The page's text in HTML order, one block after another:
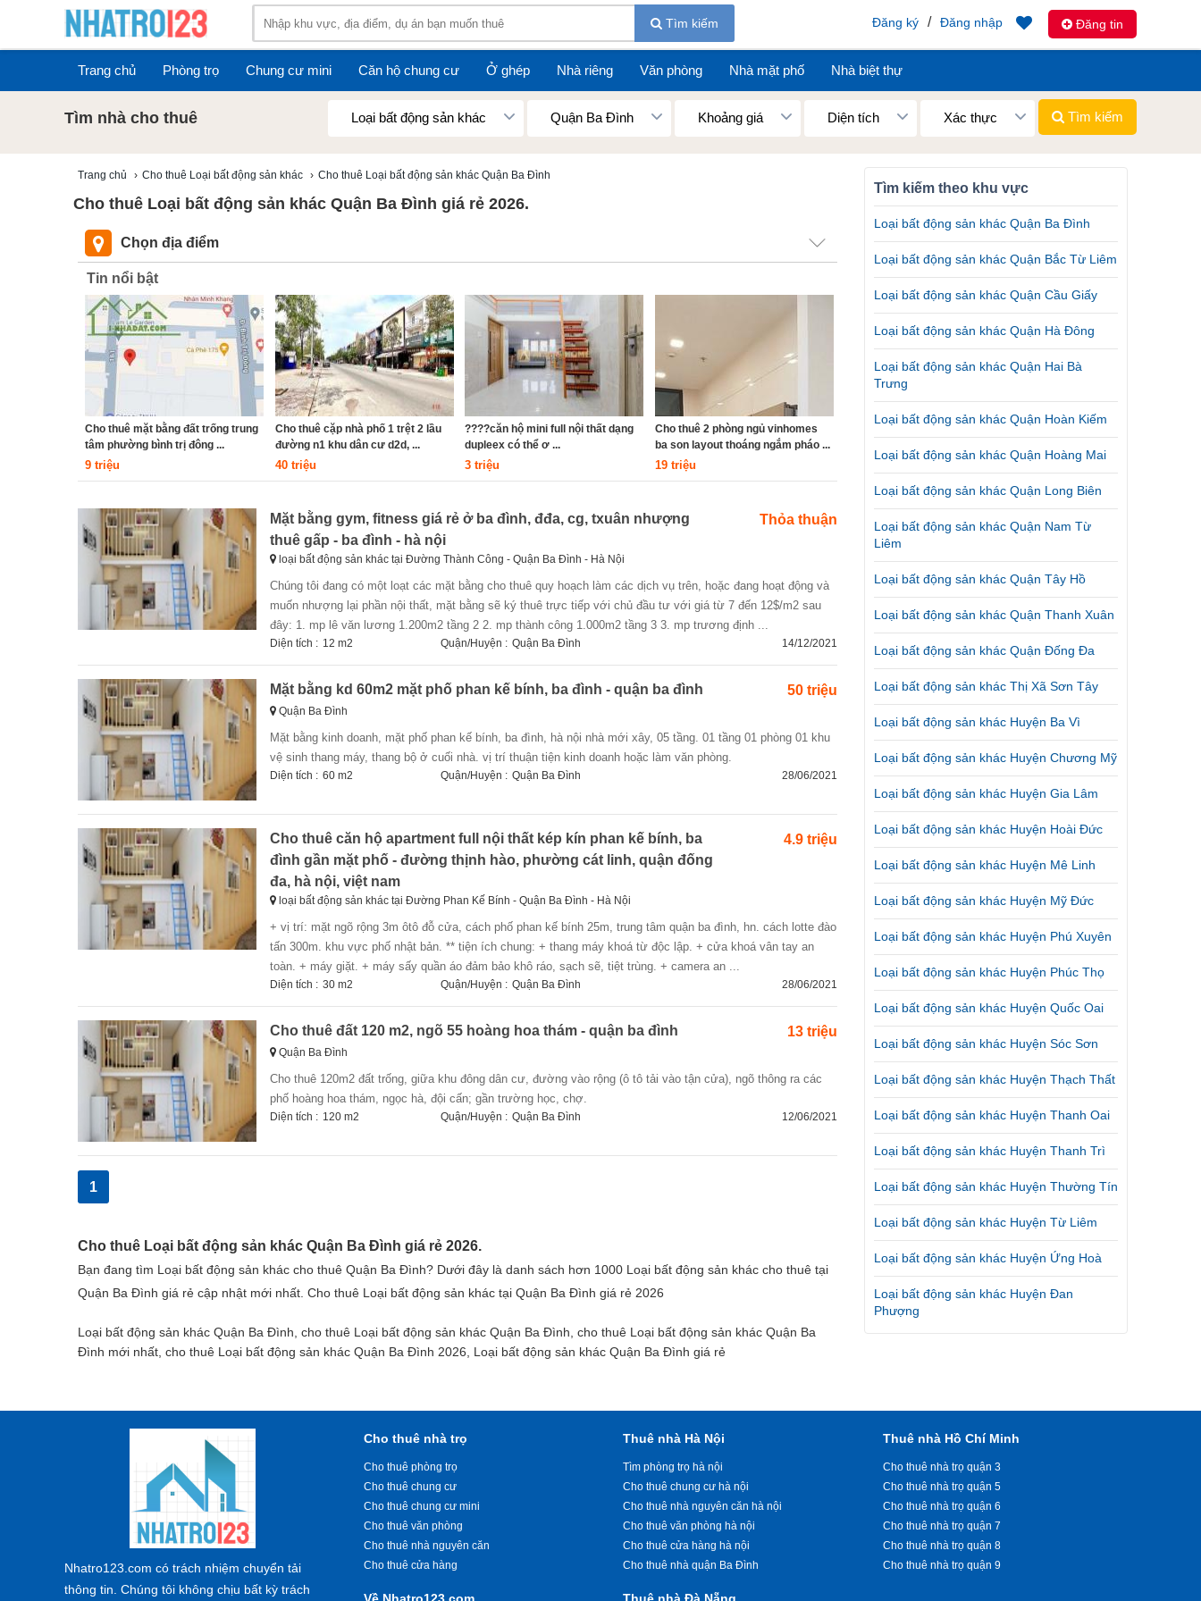
Tìm kiếm Đăng tin
Đăng nhập
/
Đăng ký
Trang chủ Phòng trọ Chung cư mini Căn hộ chung cư Ở ghép Nhà riêng Văn phòng Nhà mặt phố Nhà biệt thự
Tìm nhà cho thuê Loại bất động sản khác Quận Ba Đình Khoảng giá Diện tích Xác thực Tìm kiếm
Trang chủ › Cho thuê Loại bất động sản khác › Cho thuê Loại bất động sản khác Quận Ba Đình
Cho thuê Loại bất động sản khác Quận Ba Đình giá rẻ 2026.
Chọn địa điểm
Tin nổi bật
Cho thuê mặt bằng đất trống trung
tâm phường bình trị đông ...
9 triệu
Cho thuê cặp nhà phố 1 trệt 2 lầu
đường n1 khu dân cư d2d, ...
40 triệu
????căn hộ mini full nội thất dạng
dupleex có thể ơ ...
3 triệu
Cho thuê 2 phòng ngủ vinhomes
ba son layout thoáng ngắm pháo ...
19 triệu
Thỏa thuận
Mặt bằng gym, fitness giá rẻ ở ba đình, đđa, cg, txuân nhượng
thuê gấp - ba đình - hà nội
loại bất động sản khác tại Đường Thành Công - Quận Ba Đình - Hà Nội
chúng tôi đang có một loạt các mặt bằng cho thuê quy hoạch làm các dịch vụ trên, hoặc đang hoạt động và
muốn nhượng lại phần nội thất, mặt bằng sẽ ký thuê trực tiếp với chủ đầu tư với giá từ 7 đến 12$/m2 sau
đây: 1. mp lê văn lương 1.200m2 tầng 2 2. mp thành công 1.000m2 tầng 3 3. mp trương định ...
Diện tích : 12 m2 Quận/Huyện : Quận Ba Đình 14/12/2021
50 triệu
Mặt bằng kd 60m2 mặt phố phan kế bính, ba đình - quận ba đình
Quận Ba Đình
mặt bằng kinh doanh, mặt phố phan kế bính, ba đình, hà nội nhà mới xây, 05 tầng. 01 tầng 01 phòng 01 khu
vệ sinh thang máy, thang bộ ở cuối nhà. vị trí thuận tiện kinh doanh hoặc làm văn phòng.
Diện tích : 60 m2 Quận/Huyện : Quận Ba Đình 28/06/2021
4.9 triệu
Cho thuê căn hộ apartment full nội thất kép kín phan kế bính, ba
đình gần mặt phố - đường thịnh hào, phường cát linh, quận đống
đa, hà nội, việt nam
loại bất động sản khác tại Đường Phan Kế Bính - Quận Ba Đình - Hà Nội
+ vị trí: mặt ngõ rộng 3m ôtô đỗ cửa, cách phố phan kế bính 25m, trung tâm quận ba đình, hn. cách lotte đào
tấn 300m. khu vực phố nhật bản. ** tiện ích chung: + thang máy khoá từ độc lập. + cửa khoá vân tay an
toàn. + máy giặt. + máy sấy quần áo đảm bảo khô ráo, sạch sẽ, tiệt trùng. + camera an ...
Diện tích : 30 m2 Quận/Huyện : Quận Ba Đình 28/06/2021
13 triệu
Cho thuê đất 120 m2, ngõ 55 hoàng hoa thám - quận ba đình
Quận Ba Đình
cho thuê 120m2 đất trống, giữa khu đông dân cư, đường vào rộng (ô tô tải vào tận cửa), ngõ thông ra các
phố hoàng hoa thám, ngọc hà, đội cấn; gần trường học, chợ.
Diện tích : 120 m2 Quận/Huyện : Quận Ba Đình 12/06/2021
1
Cho thuê Loại bất động sản khác Quận Ba Đình giá rẻ 2026.
Bạn đang tìm Loại bất động sản khác cho thuê Quận Ba Đình? Dưới đây là danh sách hơn 1000 Loại bất động sản khác cho thuê tại
Quận Ba Đình giá rẻ cập nhật mới nhất. Cho thuê Loại bất động sản khác tại Quận Ba Đình giá rẻ 2026
Loại bất động sản khác Quận Ba Đình, cho thuê Loại bất động sản khác Quận Ba Đình, cho thuê Loại bất động sản khác Quận Ba
Đình mới nhất, cho thuê Loại bất động sản khác Quận Ba Đình 2026, Loại bất động sản khác Quận Ba Đình giá rẻ
Tìm kiếm theo khu vực
Loại bất động sản khác Quận Ba Đình
Loại bất động sản khác Quận Bắc Từ Liêm
Loại bất động sản khác Quận Cầu Giấy
Loại bất động sản khác Quận Hà Đông
Loại bất động sản khác Quận Hai Bà
Trưng
Loại bất động sản khác Quận Hoàn Kiếm
Loại bất động sản khác Quận Hoàng Mai
Loại bất động sản khác Quận Long Biên
Loại bất động sản khác Quận Nam Từ
Liêm
Loại bất động sản khác Quận Tây Hồ
Loại bất động sản khác Quận Thanh Xuân
Loại bất động sản khác Quận Đống Đa
Loại bất động sản khác Thị Xã Sơn Tây
Loại bất động sản khác Huyện Ba Vì
Loại bất động sản khác Huyện Chương Mỹ
Loại bất động sản khác Huyện Gia Lâm
Loại bất động sản khác Huyện Hoài Đức
Loại bất động sản khác Huyện Mê Linh
Loại bất động sản khác Huyện Mỹ Đức
Loại bất động sản khác Huyện Phú Xuyên
Loại bất động sản khác Huyện Phúc Thọ
Loại bất động sản khác Huyện Quốc Oai
Loại bất động sản khác Huyện Sóc Sơn
Loại bất động sản khác Huyện Thạch Thất
Loại bất động sản khác Huyện Thanh Oai
Loại bất động sản khác Huyện Thanh Trì
Loại bất động sản khác Huyện Thường Tín
Loại bất động sản khác Huyện Từ Liêm
Loại bất động sản khác Huyện Ứng Hoà
Loại bất động sản khác Huyện Đan
Phượng
Cho thuê nhà trọ
Cho thuê phòng trọ
Cho thuê chung cư
Cho thuê chung cư mini
Cho thuê văn phòng
Cho thuê nhà nguyên căn
Cho thuê cửa hàng
Thuê nhà Hà Nội
Tìm phòng trọ hà nội
Cho thuê chung cư hà nội
Cho thuê nhà nguyên căn hà nội
Cho thuê văn phòng hà nội
Cho thuê cửa hàng hà nội
Cho thuê nhà quận Ba Đình
Thuê nhà Hồ Chí Minh
Cho thuê nhà trọ quận 3
Cho thuê nhà trọ quận 5
Cho thuê nhà trọ quận 6
Cho thuê nhà trọ quận 7
Cho thuê nhà trọ quận 8
Cho thuê nhà trọ quận 9
Nhatro123.com có trách nhiệm chuyển tải
thông tin. Chúng tôi không chịu bất kỳ trách